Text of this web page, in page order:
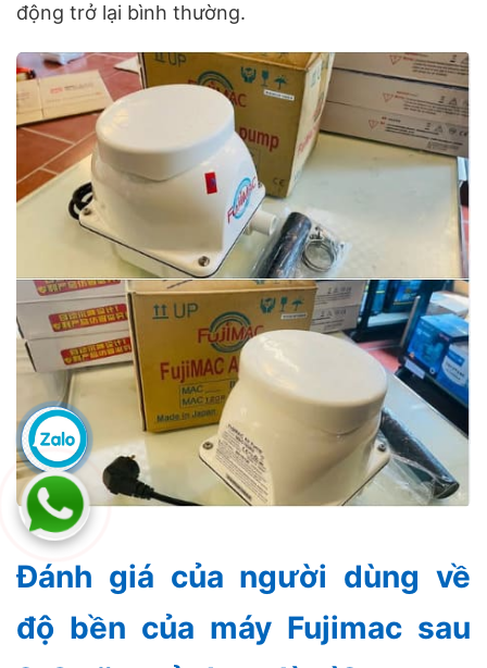
động trở lại bình thường.
Đánh giá của người dùng về
độ bền của máy Fujimac sau